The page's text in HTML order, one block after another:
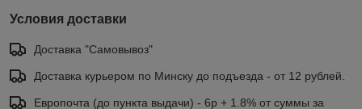
Условия доставки
Доставка "Самовывоз"
Доставка курьером по Минску до подъезда - от 12 рублей.
Европочта (до пункта выдачи) - 6р + 1.8% от суммы за